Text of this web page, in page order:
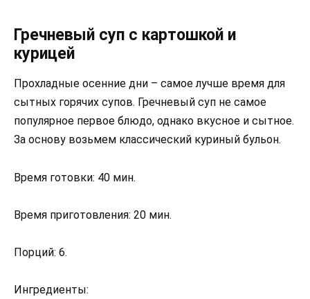
Гречневый суп с картошкой и
курицей
Прохладные осенние дни – самое лучше время для
сытных горячих супов. Гречневый суп не самое
популярное первое блюдо, однако вкусное и сытное.
За основу возьмем классический куриный бульон.
Время готовки: 40 мин.
Время приготовления: 20 мин.
Порций: 6.
Ингредиенты: